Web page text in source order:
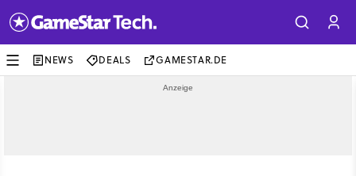
NEWS DEALS GAMESTAR.DE